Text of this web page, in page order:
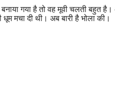
गया है तो वह मूवी चलती बहुत
मचा दी थी। अब बारी है भोला की।